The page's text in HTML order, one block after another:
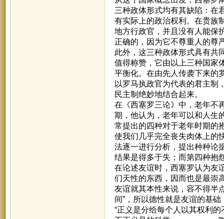
三种政体形式均有其缺陷：在
有实际上的政治权利。在贵族
地方行政官，并且没有人能保
正确的，因为它不尊重人的尊
此外，这三种政体形式具有共
值得称赞，它由以上三种国家
平衡化。在由先人传袭下来的
以罗马执政官为代表的君主制
民主制绝妙地结合起来。
在《西塞罗三论》中，老年不
期，他认为，老年可以和人生
常提出的四种对于老年时期的
使我们几乎完全丧失肉体上的
法逐一进行分析，提出种种论
结果是得多于失；而第四种抱
在论述友谊时，西塞罗认为友
们天性的东西，因而也是最崇
友谊就其本性来说，容不得半
间”，所以德性就是友谊的基
“正义是分给每个人以其权利